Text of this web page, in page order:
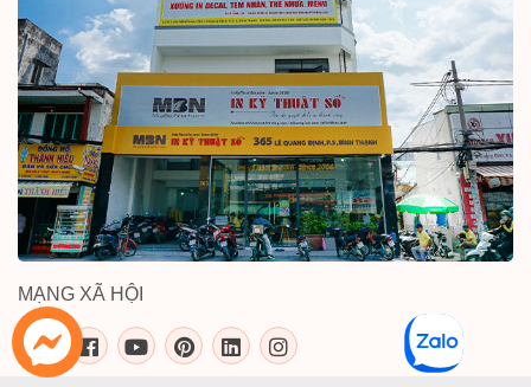
MẠNG XÃ HỘI
inkythuatso.com trên các mạng xã